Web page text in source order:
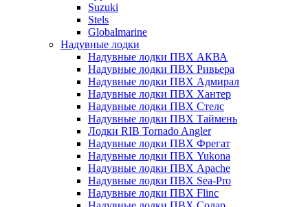
Suzuki
Stels
Globalmarine
Надувные лодки
Надувные лодки ПВХ АКВА
Надувные лодки ПВХ Ривьера
Надувные лодки ПВХ Адмирал
Надувные лодки ПВХ Хантер
Надувные лодки ПВХ Стелс
Надувные лодки ПВХ Таймень
Лодки RIB Tornado Angler
Надувные лодки ПВХ Фрегат
Надувные лодки ПВХ Yukona
Надувные лодки ПВХ Apache
Надувные лодки ПВХ Sea-Pro
Надувные лодки ПВХ Flinc